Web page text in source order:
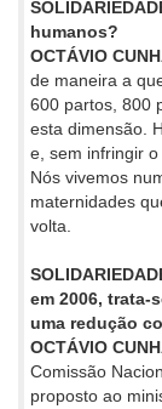
humanos?
OCTÁVIO
de maneira a
600 partos, 800
esta dimensão.
e, sem infringir
Nós vivemos
maternidades
volta.
em 2006, trata-
uma redução
OCTÁVIO
Comissão
proposto ao